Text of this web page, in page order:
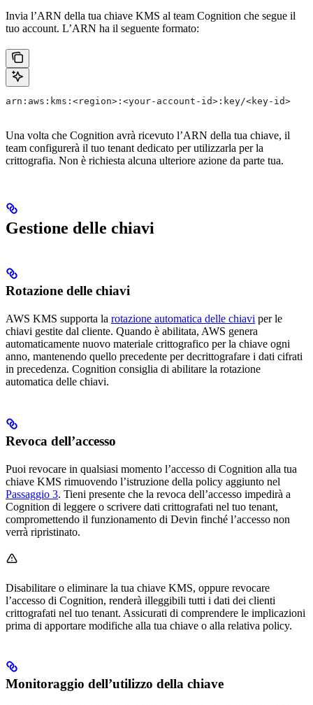
Invia l’ARN della tua chiave KMS al team Cognition che segue il
tuo account. L’ARN ha il seguente formato:
arn:aws:kms:<region>:<your-account-id>:key/<key-id>
Una volta che Cognition avrà ricevuto l’ARN della tua chiave, il
team configurerà il tuo tenant dedicato per utilizzarla per la
crittografia. Non è richiesta alcuna ulteriore azione da parte tua.
Gestione delle chiavi
Rotazione delle chiavi
AWS KMS supporta la rotazione automatica delle chiavi per le
chiavi gestite dal cliente. Quando è abilitata, AWS genera
automaticamente nuovo materiale crittografico per la chiave ogni
anno, mantenendo quello precedente per decrittografare i dati cifrati
in precedenza. Cognition consiglia di abilitare la rotazione
automatica delle chiavi.
Revoca dell’accesso
Puoi revocare in qualsiasi momento l’accesso di Cognition alla tua
chiave KMS rimuovendo l’istruzione della policy aggiunto nel
Passaggio 3. Tieni presente che la revoca dell’accesso impedirà a
Cognition di leggere o scrivere dati crittografati nel tuo tenant,
compromettendo il funzionamento di Devin finché l’accesso non
verrà ripristinato.
Disabilitare o eliminare la tua chiave KMS, oppure revocare
l’accesso di Cognition, renderà illeggibili tutti i dati dei clienti
crittografati nel tuo tenant. Assicurati di comprendere le implicazioni
prima di apportare modifiche alla tua chiave o alla relativa policy.
Monitoraggio dell’utilizzo della chiave